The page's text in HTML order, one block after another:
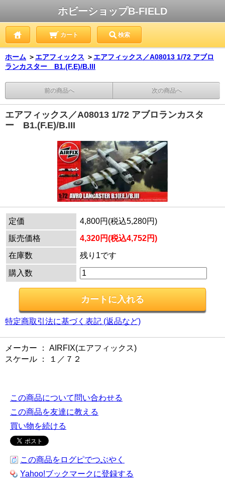
ホビーショップB-FIELD
カート 検索
ホーム ＞ エアフィックス ＞ エアフィックス／A08013 1/72 アブロ
ランカスター B1.(F.E)/B.III
前の商品へ 次の商品へ
エアフィックス／A08013 1/72 アブロランカスタ
ー B1.(F.E)/B.III
定価
4,800円(税込5,280円)
販売価格
4,320円(税込4,752円)
在庫数
残り1です
購入数
特定商取引法に基づく表記 (返品など)
メーカー ： AIRFIX(エアフィックス)
スケール ： １／７２
この商品について問い合わせる
この商品を友達に教える
買い物を続ける
この商品をログピでつぶやく
Yahoo!ブックマークに登録する